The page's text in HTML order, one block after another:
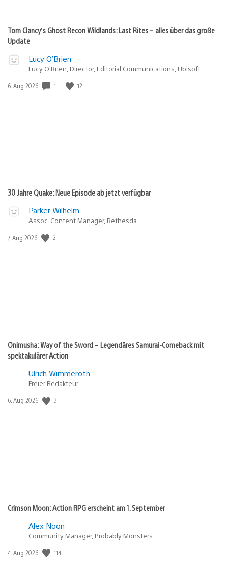
Tom Clancy’s Ghost Recon Wildlands: Last Rites – alles über das große
Update
Lucy O’Brien
Lucy O’Brien, Director, Editorial Communications, Ubisoft
Veröffentlichungsdatum:
6. Aug 2026 1 12
30 Jahre Quake: Neue Episode ab jetzt verfügbar
Parker Wilhelm
Assoc. Content Manager, Bethesda
Veröffentlichungsdatum:
7. Aug 2026 2
Onimusha: Way of the Sword – Legendäres Samurai-Comeback mit
spektakulärer Action
Ulrich Wimmeroth
Freier Redakteur
Veröffentlichungsdatum:
6. Aug 2026 3
Crimson Moon: Action RPG erscheint am 1. September
Alex Noon
Community Manager, Probably Monsters
Veröffentlichungsdatum:
4. Aug 2026 114